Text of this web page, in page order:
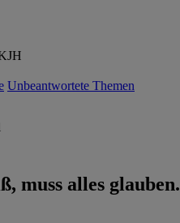
Unbeantwortete Themen
muss alles glauben.